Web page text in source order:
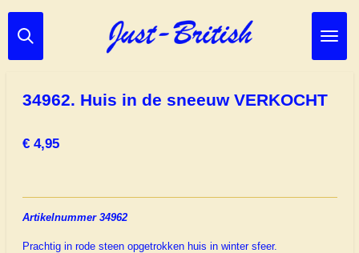
Ga
direct
34962. Huis in de sneeuw VERKOCHT
€ 4,95
Artikelnummer 34962
Prachtig in rode steen opgetrokken huis in winter sfeer.